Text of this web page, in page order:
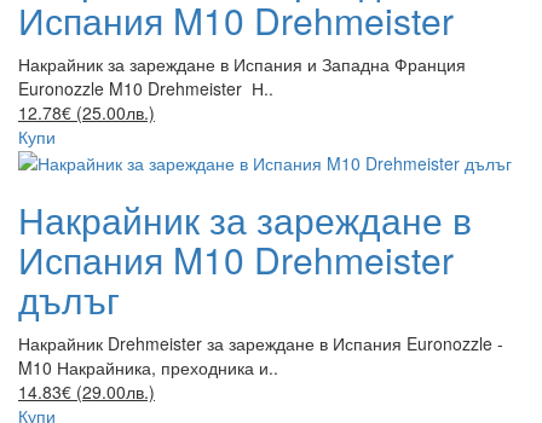
Испания M10 Drehmeister
Накрайник за зареждане в Испания и Западна Франция
Euronozzle M10 Drehmeister Н..
12.78€ (25.00лв.)
Купи
Накрайник за зареждане в
Испания M10 Drehmeister
дълъг
Накрайник Drehmeister за зареждане в Испания Euronozzle -
M10 Накрайника, преходника и..
14.83€ (29.00лв.)
Купи